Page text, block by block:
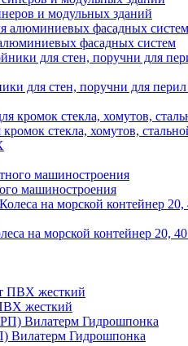
и модульных зданий
фасадных систем
для стен, поручни для
стекла, хомутов,
машиностроения
на морской контейнер 20,
жесткий
Вилатерм Гидрошпонка